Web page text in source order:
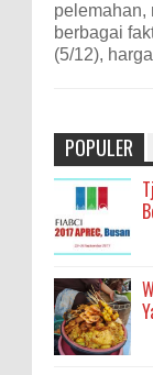
pelemahan,
berbagai
(5/12),
POPULER